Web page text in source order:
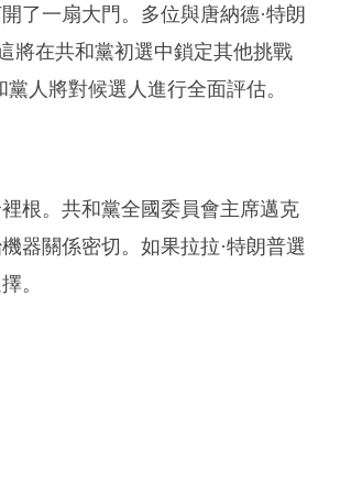
了一扇大門。多位與唐納德·特朗
將在共和黨初選中鎖定其他挑戰
人將對候選人進行全面評估。
根。共和黨全國委員會主席邁克
器關係密切。如果拉拉·特朗普選
。